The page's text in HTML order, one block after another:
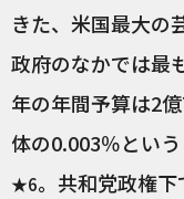
きた、米国最大の
政府のなかでは最
年の年間予算は2
体の0.003％とい
★6。共和党政権